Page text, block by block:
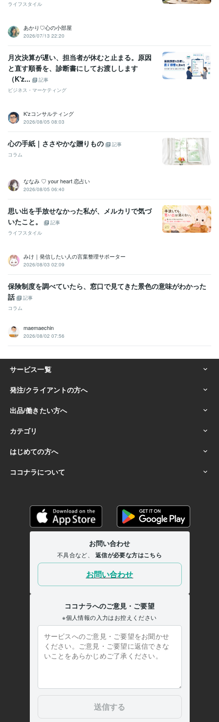
ライフスタイル
あかり♡心の小部屋
2026/07/13 22:20
月次決算が遅い、担当者が休むと止まる。原因
と直す順番を、診断書にしてお渡しします
（K'z...
記事
ビジネス・マーケティング
K’zコンサルティング
2026/08/05 08:03
心の手紙｜ささやかな贈りもの
記事
コラム
ななみ ♡ your heart 恋占い
2026/08/05 06:40
思い出を手放せなかった私が、メルカリで気づ
いたこと。
記事
ライフスタイル
みけ｜発信したい人の言葉整理サポーター
2026/08/03 02:09
保険制度を調べていたら、窓口で見てきた景色の意味がわかった
話
記事
コラム
maemaechin
2026/08/02 07:56